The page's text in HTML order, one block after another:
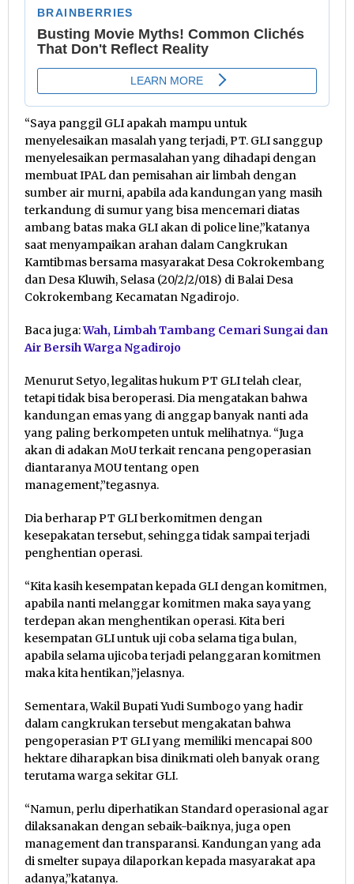
“Saya panggil GLI apakah mampu untuk
menyelesaikan masalah yang terjadi, PT. GLI sanggup
menyelesaikan permasalahan yang dihadapi dengan
membuat IPAL dan pemisahan air limbah dengan
sumber air murni, apabila ada kandungan yang masih
terkandung di sumur yang bisa mencemari diatas
ambang batas maka GLI akan di police line,”katanya
saat menyampaikan arahan dalam Cangkrukan
Kamtibmas bersama masyarakat Desa Cokrokembang
dan Desa Kluwih, Selasa (20/2/2/018) di Balai Desa
Cokrokembang Kecamatan Ngadirojo.
Baca juga:Wah, Limbah Tambang Cemari Sungai dan
Air Bersih Warga Ngadirojo
Menurut Setyo, legalitas hukum PT GLI telah clear,
tetapi tidak bisa beroperasi. Dia mengatakan bahwa
kandungan emas yang di anggap banyak nanti ada
yang paling berkompeten untuk melihatnya. “Juga
akan di adakan MoU terkait rencana pengoperasian
diantaranya MOU tentang open
management,”tegasnya.
Dia berharap PT GLI berkomitmen dengan
kesepakatan tersebut, sehingga tidak sampai terjadi
penghentian operasi.
“Kita kasih kesempatan kepada GLI dengan komitmen,
apabila nanti melanggar komitmen maka saya yang
terdepan akan menghentikan operasi. Kita beri
kesempatan GLI untuk uji coba selama tiga bulan,
apabila selama ujicoba terjadi pelanggaran komitmen
maka kita hentikan,”jelasnya.
Sementara, Wakil Bupati Yudi Sumbogo yang hadir
dalam cangkrukan tersebut mengakatan bahwa
pengoperasian PT GLI yang memiliki mencapai 800
hektare diharapkan bisa dinikmati oleh banyak orang
terutama warga sekitar GLI.
“Namun, perlu diperhatikan Standard operasional agar
dilaksanakan dengan sebaik-baiknya, juga open
management dan transparansi. Kandungan yang ada
di smelter supaya dilaporkan kepada masyarakat apa
adanya,”katanya.